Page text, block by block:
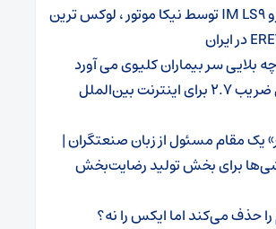
رونمایی خودرو IM LS9 توسط نیکا موتور ، لوکس ترین
بلایی سر بیماران کلیوی می آورد
ماجرای اعمال ضریب ۲.۷ برای اینترنت بین‌الملل
یک مقام مسئول از زبان صنعتگران |
برای بخش تولید رضایت‌بخش
را حذف می‌کند اما ایکس را نه؟